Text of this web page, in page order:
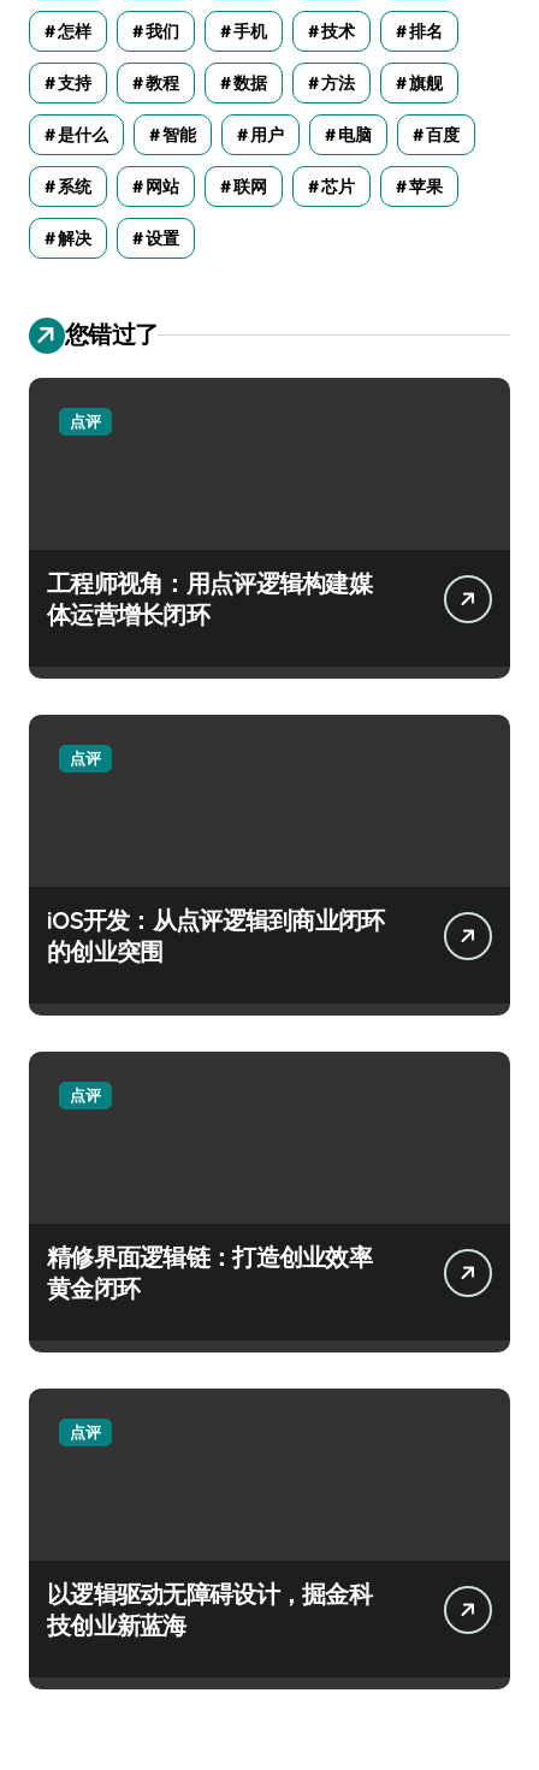
怎样 我们 手机 技术 排名
支持 教程 数据 方法 旗舰
是什么 智能 用户 电脑 百度
系统 网站 联网 芯片 苹果
解决 设置
您错过了
点评
工程师视角：用点评逻辑构建媒
体运营增长闭环
点评
iOS开发：从点评逻辑到商业闭环
的创业突围
点评
精修界面逻辑链：打造创业效率
黄金闭环
点评
以逻辑驱动无障碍设计，掘金科
技创业新蓝海